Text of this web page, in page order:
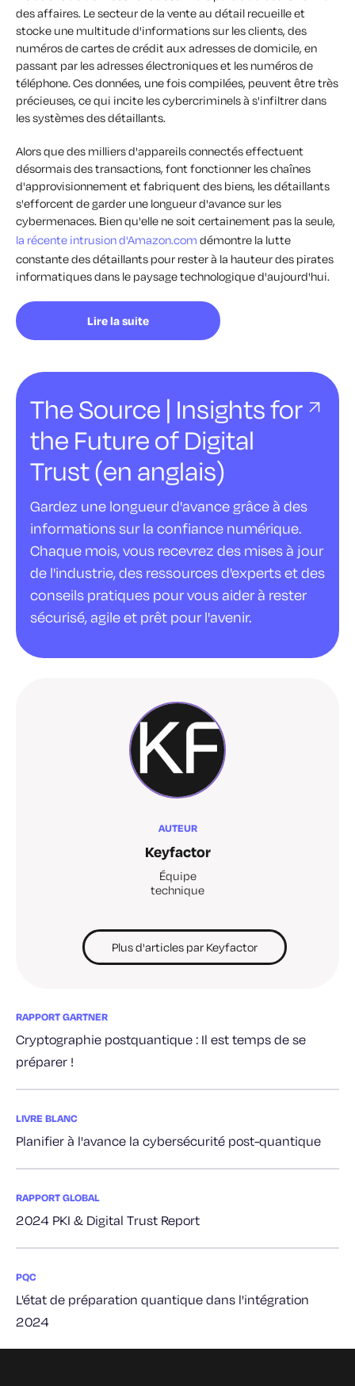
des affaires. Le secteur de la vente au détail recueille et
stocke une multitude d'informations sur les clients, des
numéros de cartes de crédit aux adresses de domicile, en
passant par les adresses électroniques et les numéros de
téléphone. Ces données, une fois compilées, peuvent être très
précieuses, ce qui incite les cybercriminels à s'infiltrer dans
les systèmes des détaillants.
Alors que des milliers d'appareils connectés effectuent
désormais des transactions, font fonctionner les chaînes
d'approvisionnement et fabriquent des biens, les détaillants
s'efforcent de garder une longueur d'avance sur les
cybermenaces. Bien qu'elle ne soit certainement pas la seule,
la récente intrusion d'Amazon.com démontre la lutte
constante des détaillants pour rester à la hauteur des pirates
informatiques dans le paysage technologique d'aujourd'hui.
Lire la suite
The Source | Insights for
the Future of Digital
Trust (en anglais)
Gardez une longueur d'avance grâce à des
informations sur la confiance numérique.
Chaque mois, vous recevrez des mises à jour
de l'industrie, des ressources d'experts et des
conseils pratiques pour vous aider à rester
sécurisé, agile et prêt pour l'avenir.
AUTEUR
Keyfactor
Équipe
technique
Plus d'articles par Keyfactor
RAPPORT GARTNER
Cryptographie postquantique : Il est temps de se
préparer !
LIVRE BLANC
Planifier à l'avance la cybersécurité post-quantique
RAPPORT GLOBAL
2024 PKI & Digital Trust Report
PQC
L'état de préparation quantique dans l'intégration
2024